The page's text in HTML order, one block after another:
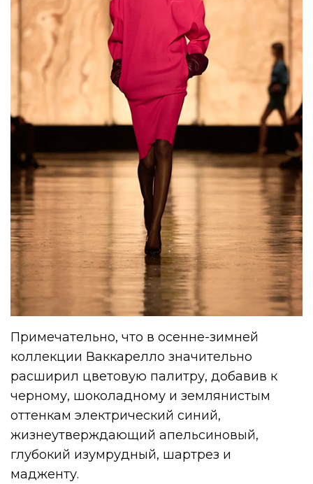
Примечательно, что в осенне-зимней
коллекции Ваккарелло значительно
расширил цветовую палитру, добавив к
черному, шоколадному и землянистым
оттенкам электрический синий,
жизнеутверждающий апельсиновый,
глубокий изумрудный, шартрез и
мадженту.